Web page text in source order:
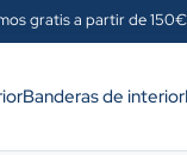
gratis a partir de 150€
Banderas de interior